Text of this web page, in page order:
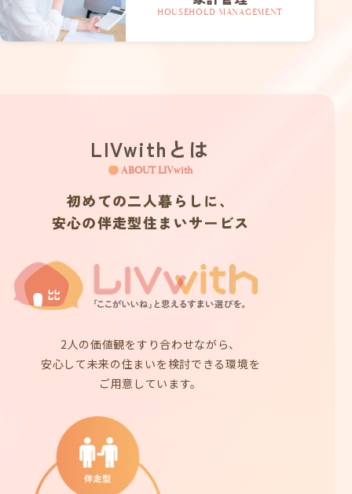
HOUSEHOLD MANAGEMENT
LIVwithとは
ABOUT LIVwith
初めての二人暮らしに、
安心の伴走型住まいサービス
2人の価値観をすり合わせながら、
安心して未来の住まいを検討できる環境を
ご用意しています。